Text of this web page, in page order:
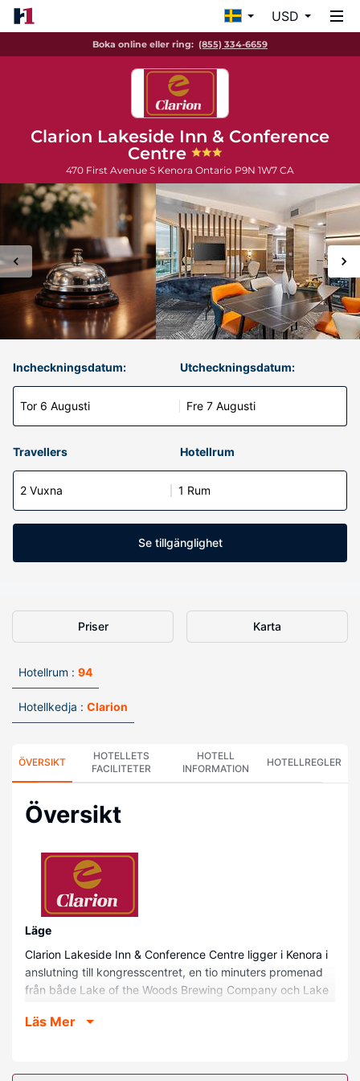
USD
Boka online eller ring: (855) 334-6659
Clarion Lakeside Inn & Conference
Centre
470 First Avenue S Kenora Ontario P9N 1W7 CA
Incheckningsdatum:
Tor 6 Augusti
Utcheckningsdatum:
Fre 7 Augusti
Travellers Hotellrum
2 Vuxna 1 Rum
Se tillgänglighet
Priser Karta
Hotellrum : 94
Hotellkedja : Clarion
ÖVERSIKT
HOTELLETS
FACILITETER
HOTELL
INFORMATION
HOTELLREGLER
Översikt
Läge
Clarion Lakeside Inn & Conference Centre ligger i Kenora i
anslutning till kongresscentret, en tio minuters promenad
från både Lake of the Woods Brewing Company och Lake
0,1 km från Lake of the Woods och 0,7 km från Kenora City
Läs Mer